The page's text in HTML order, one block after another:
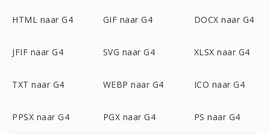
HTML naar G4 GIF naar G4 DOCX naar G4
JFIF naar G4 SVG naar G4 XLSX naar G4
TXT naar G4 WEBP naar G4 ICO naar G4
PPSX naar G4 PGX naar G4 PS naar G4